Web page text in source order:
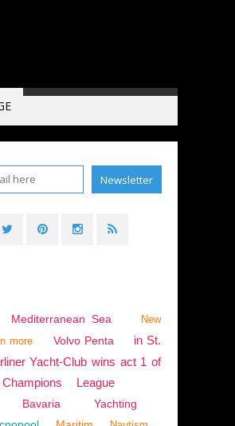
Mediterranean Sea
New
more Volvo Penta
in St.
Yacht-Club wins act 1 of
League
Bavaria
Yachting